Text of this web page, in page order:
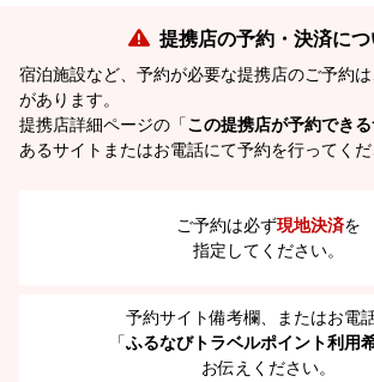
提携店の予約・決済につ
宿泊施設など、予約が必要な提携店のご予約
があります。
提携店詳細ページの「この提携店が予約でき
あるサイトまたはお電話にて予約を行ってくだ
ご予約は必ず現地決済を
指定してください。
予約サイト備考欄、またはお電
「ふるなびトラベルポイント利用
お伝えください。